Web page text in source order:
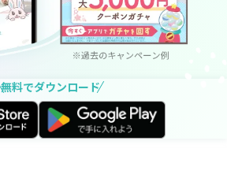
無料でダウンロード